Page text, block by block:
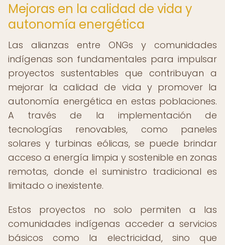
Mejoras en la calidad de vida y
autonomía energética
Las alianzas entre ONGs y comunidades
indígenas son fundamentales para impulsar
proyectos sustentables que contribuyan a
mejorar la calidad de vida y promover la
autonomía energética en estas poblaciones.
A través de la implementación de
tecnologías renovables, como paneles
solares y turbinas eólicas, se puede brindar
acceso a energía limpia y sostenible en zonas
remotas, donde el suministro tradicional es
limitado o inexistente.
Estos proyectos no solo permiten a las
comunidades indígenas acceder a servicios
básicos como la electricidad, sino que